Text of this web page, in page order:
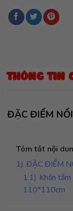
THÔNG TIN
ĐẶC ĐIỂM
Tóm tắt nội
1) ĐẶC ĐIỂM
1.1) Khăn
110*110cm